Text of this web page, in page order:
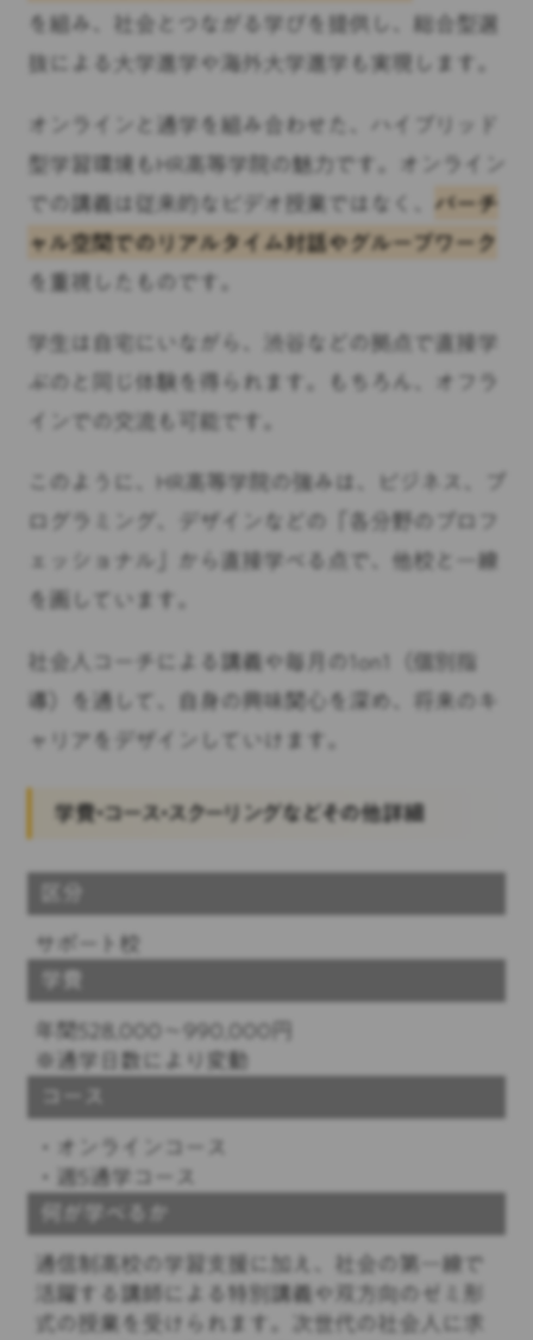
を組み、社会とつながる学びを提供し、総合型選
抜による大学進学や海外大学進学も実現します。
オンラインと通学を組み合わせた、ハイブリッド
型学習環境もHR高等学院の魅力です。オンライン
での講義は従来的なビデオ授業ではなく、 バーチ
ャル空間でのリアルタイム対話やグループワーク
を重視したものです。
学生は自宅にいながら、渋谷などの拠点で直接学
ぶのと同じ体験を得られます。もちろん、オフラ
インでの交流も可能です。
このように、HR高等学院の強みは、ビジネス、プ
ログラミング、デザインなどの「各分野のプロフ
ェッショナル」から直接学べる点で、他校と一線
を画しています。
社会人コーチによる講義や毎月の1on1（個別指
導）を通して、自身の興味関心を深め、将来のキ
ャリアをデザインしていけます。
学費・コース・スクーリングなどその他詳細
サポート校
年間528,000～990,000円
※通学日数により変動
・オンラインコース
・週5通学コース
何が学べるか
通信制高校の学習支援に加え、社会の第一線で
活躍する講師による特別講義や双方向のゼミ形
式の授業を受けられます。次世代の社会人に求